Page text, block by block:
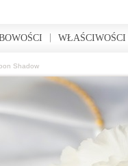
Shadow